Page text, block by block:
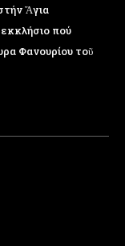
Ἅγια
πού
Φανουρίου τοῦ